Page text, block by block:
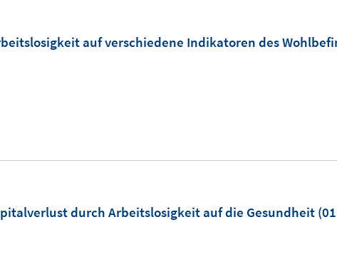
auf verschiedene Indikatoren des
durch Arbeitslosigkeit auf die Gesundheit